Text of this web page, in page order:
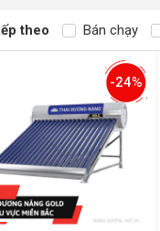
theo Bán chạy
-24%